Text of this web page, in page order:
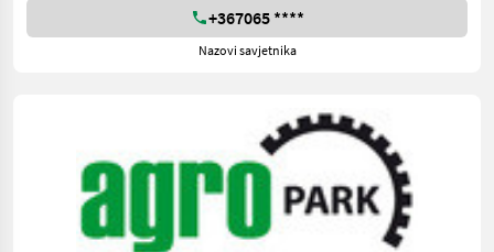
+367065 ****
Nazovi savjetnika